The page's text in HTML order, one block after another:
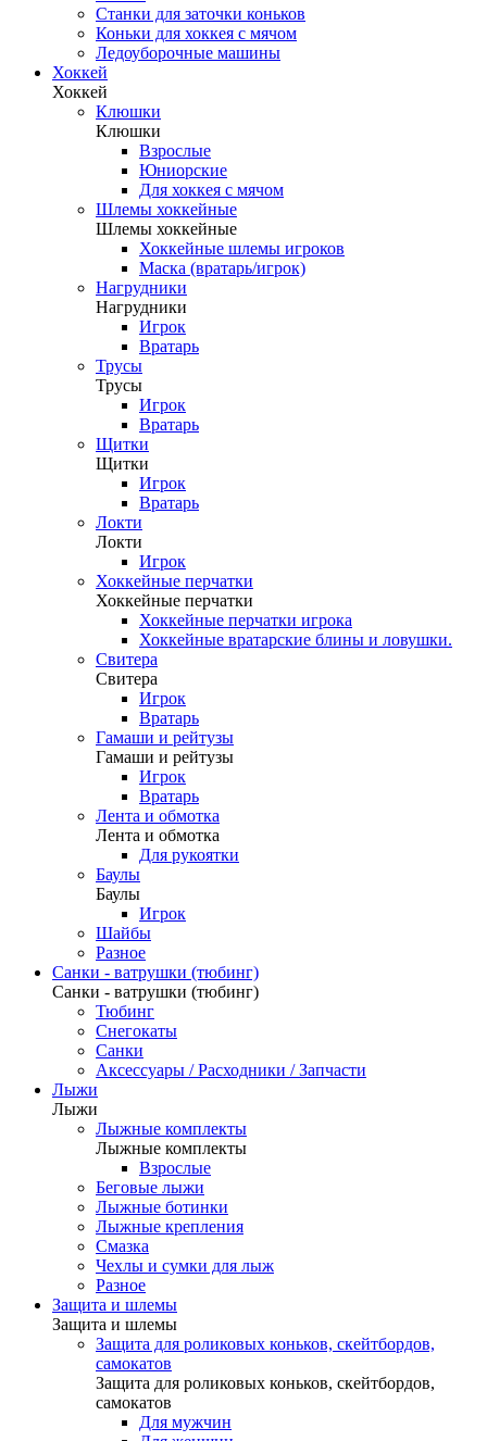
Станки для заточки коньков
Коньки для хоккея с мячом
Ледоуборочные машины
Хоккей
Хоккей
Клюшки
Клюшки
Взрослые
Юниорские
Для хоккея с мячом
Шлемы хоккейные
Шлемы хоккейные
Хоккейные шлемы игроков
Маска (вратарь/игрок)
Нагрудники
Нагрудники
Игрок
Вратарь
Трусы
Трусы
Игрок
Вратарь
Щитки
Щитки
Игрок
Вратарь
Локти
Локти
Игрок
Хоккейные перчатки
Хоккейные перчатки
Хоккейные перчатки игрока
Хоккейные вратарские блины и ловушки.
Свитера
Свитера
Игрок
Вратарь
Гамаши и рейтузы
Гамаши и рейтузы
Игрок
Вратарь
Лента и обмотка
Лента и обмотка
Для рукоятки
Баулы
Баулы
Игрок
Шайбы
Разное
Санки - ватрушки (тюбинг)
Санки - ватрушки (тюбинг)
Тюбинг
Снегокаты
Санки
Аксессуары / Расходники / Запчасти
Лыжи
Лыжи
Лыжные комплекты
Лыжные комплекты
Взрослые
Беговые лыжи
Лыжные ботинки
Лыжные крепления
Смазка
Чехлы и сумки для лыж
Разное
Защита и шлемы
Защита и шлемы
Защита для роликовых коньков, скейтбордов,
самокатов
Защита для роликовых коньков, скейтбордов,
самокатов
Для мужчин